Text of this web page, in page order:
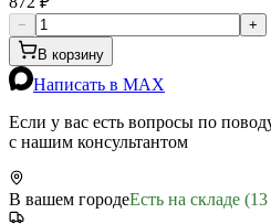
−
+
В корзину
Написать в MAX
Если у вас есть вопросы по
с нашим консультантом
В вашем городеЕсть на складе